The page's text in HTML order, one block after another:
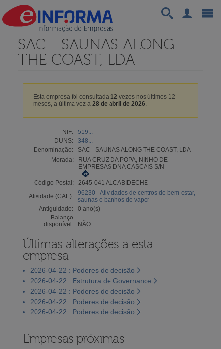
SAC - SAUNAS ALONG
THE COAST, LDA
Esta empresa foi consultada 12 vezes nos últimos 12
meses, a última vez a 28 de abril de 2026.
NIF:
519...
DUNS:
348...
Denominação:
SAC - SAUNAS ALONG THE COAST, LDA
Morada:
RUA CRUZ DA POPA, NINHO DE
EMPRESAS DNA CASCAIS S/N
Código Postal:
2645-041 ALCABIDECHE
Atividade (CAE):
96230 - Atividades de centros de bem-estar,
saunas e banhos de vapor
Antiguidade:
0 ano(s)
Balanço
disponível:
NÃO
Últimas alterações a esta
empresa
2026-04-22 : Poderes de decisão
2026-04-22 : Estrutura de Governance
2026-04-22 : Poderes de decisão
2026-04-22 : Poderes de decisão
2026-04-22 : Poderes de decisão
Empresas próximas